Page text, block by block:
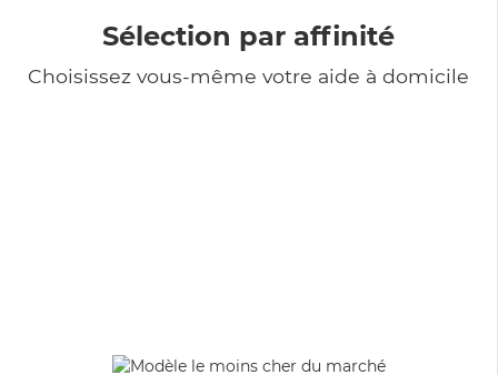
Sélection par affinité
Choisissez vous-même votre aide à domicile